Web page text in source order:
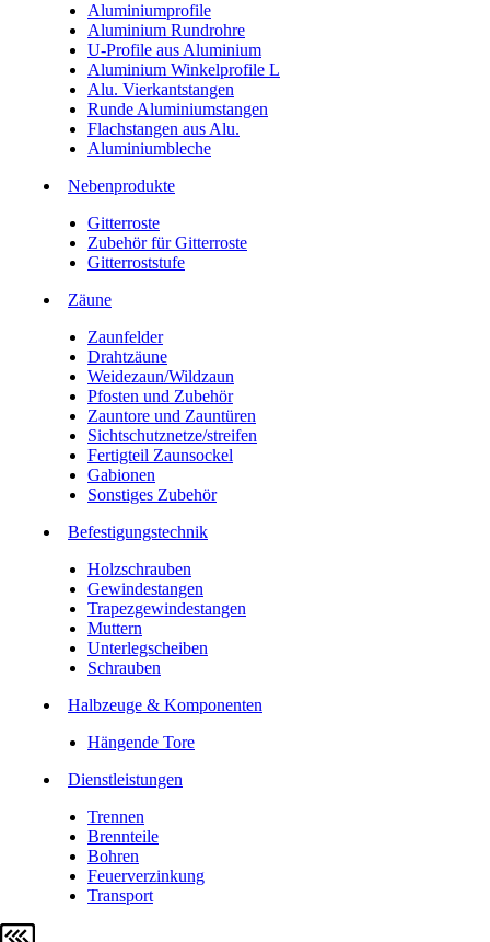
Aluminiumprofile
Aluminium Rundrohre
U-Profile aus Aluminium
Aluminium Winkelprofile L
Alu. Vierkantstangen
Runde Aluminiumstangen
Flachstangen aus Alu.
Aluminiumbleche
Nebenprodukte
Gitterroste
Zubehör für Gitterroste
Gitterroststufe
Zäune
Zaunfelder
Drahtzäune
Weidezaun/Wildzaun
Pfosten und Zubehör
Zauntore und Zauntüren
Sichtschutznetze/streifen
Fertigteil Zaunsockel
Gabionen
Sonstiges Zubehör
Befesti­gungstechnik
Holzschrauben
Gewindestangen
Trapezgewindestangen
Muttern
Unterlegscheiben
Schrauben
Halbzeuge & Komponenten
Hängende Tore
Dienstleistungen
Trennen
Brennteile
Bohren
Feuerverzinkung
Transport